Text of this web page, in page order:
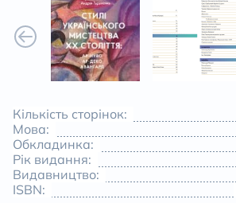
Кількість сторінок:
Мова:
Обкладинка:
Рік видання:
Видавництво:
ISBN: